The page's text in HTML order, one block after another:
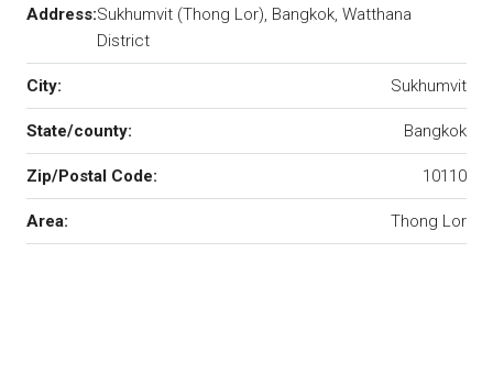
Address:Sukhumvit (Thong Lor), Bangkok, Watthana
District
City: Sukhumvit
State/county: Bangkok
Zip/Postal Code: 10110
Area: Thong Lor